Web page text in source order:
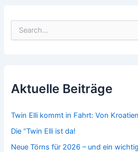
n
a
h
Aktuelle Beiträge
Twin Elli kommt in Fahrt: Von
Die “Twin Elli ist da!
Neue Törns für 2026 – und ein